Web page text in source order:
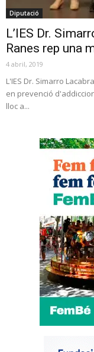
Diputació
L’IES Dr.
Ranes rep una
4 abril, 2019
L'IES Dr. Simarro
en prevenció
lloc a...